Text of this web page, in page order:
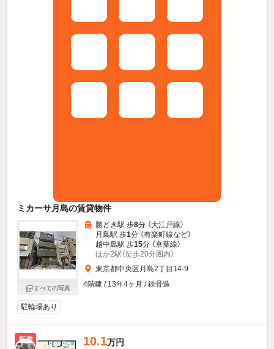
ミカーサ月島の賃貸物件
すべての写真
勝どき駅 歩8分 （大江戸線）
月島駅 歩1分 （有楽町線など）
越中島駅 歩15分 （京葉線）
ほか2駅（徒歩20分圏内）
東京都中央区月島2丁目14-9
4階建 / 13年4ヶ月 / 鉄骨造
駐輪場あり
新着 10.1万円